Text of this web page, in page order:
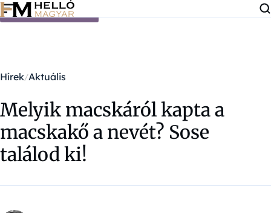
Ugrás a tartalomra
Hírek Aktuális
Melyik macskáról kapta a
macskakő a nevét? Sose
találod ki!